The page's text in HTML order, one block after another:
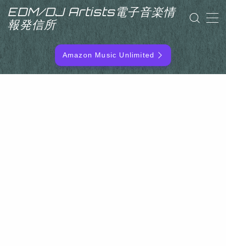
EDM/DJ Artists電子音楽情
報発信所
MENU
EDM/DJ/PD ARTIST
Amazon Music Unlimited